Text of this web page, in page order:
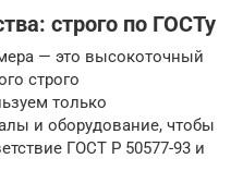
строго по ГОСТу
— это высокоточный
строго
только
и оборудование, чтобы
ГОСТ Р 50577-93 и